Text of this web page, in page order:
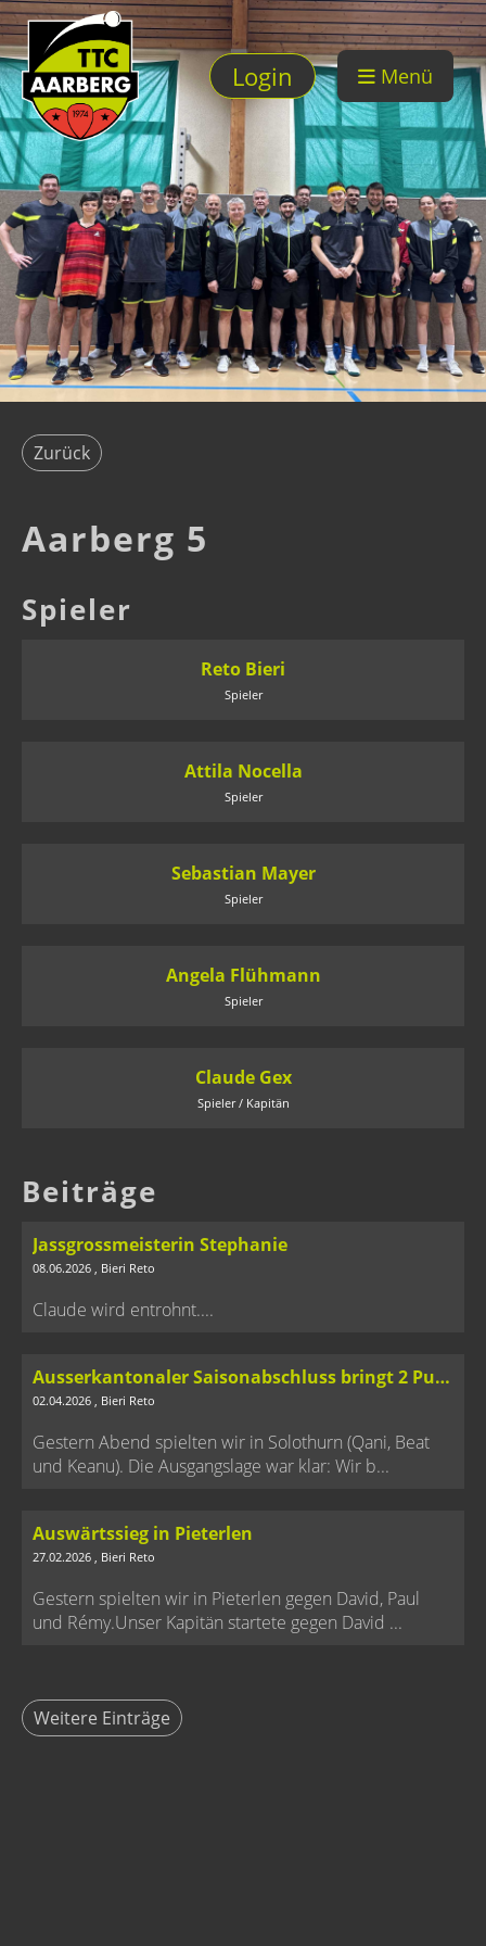
Login Menü
Zurück
Aarberg 5
Spieler
Reto Bieri
Spieler
Attila Nocella
Spieler
Sebastian Mayer
Spieler
Angela Flühmann
Spieler
Claude Gex
Spieler / Kapitän
Beiträge
Jassgrossmeisterin Stephanie
08.06.2026 , Bieri Reto
Claude wird entrohnt....
Ausserkantonaler Saisonabschluss bringt 2 Punkte
02.04.2026 , Bieri Reto
Gestern Abend spielten wir in Solothurn (Qani, Beat
und Keanu). Die Ausgangslage war klar: Wir b...
Auswärtssieg in Pieterlen
27.02.2026 , Bieri Reto
Gestern spielten wir in Pieterlen gegen David, Paul
und Rémy.Unser Kapitän startete gegen David ...
Weitere Einträge